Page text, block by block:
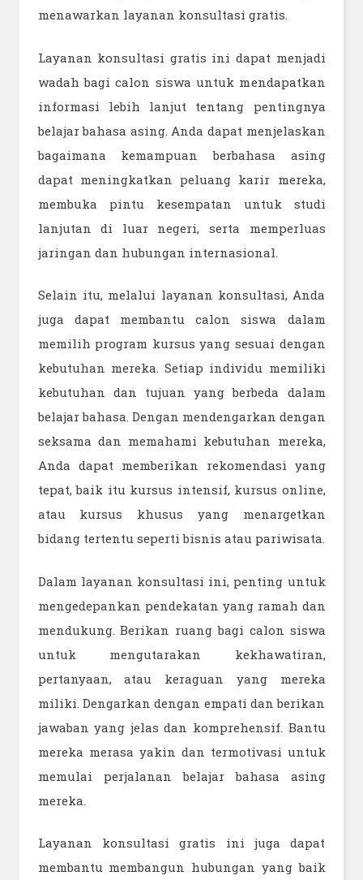
menawarkan layanan konsultasi gratis.
Layanan konsultasi gratis ini dapat menjadi
wadah bagi calon siswa untuk mendapatkan
informasi lebih lanjut tentang pentingnya
belajar bahasa asing. Anda dapat menjelaskan
bagaimana kemampuan berbahasa asing
dapat meningkatkan peluang karir mereka,
membuka pintu kesempatan untuk studi
lanjutan di luar negeri, serta memperluas
jaringan dan hubungan internasional.
Selain itu, melalui layanan konsultasi, Anda
juga dapat membantu calon siswa dalam
memilih program kursus yang sesuai dengan
kebutuhan mereka. Setiap individu memiliki
kebutuhan dan tujuan yang berbeda dalam
belajar bahasa. Dengan mendengarkan dengan
seksama dan memahami kebutuhan mereka,
Anda dapat memberikan rekomendasi yang
tepat, baik itu kursus intensif, kursus online,
atau kursus khusus yang menargetkan
bidang tertentu seperti bisnis atau pariwisata.
Dalam layanan konsultasi ini, penting untuk
mengedepankan pendekatan yang ramah dan
mendukung. Berikan ruang bagi calon siswa
untuk mengutarakan kekhawatiran,
pertanyaan, atau keraguan yang mereka
miliki. Dengarkan dengan empati dan berikan
jawaban yang jelas dan komprehensif. Bantu
mereka merasa yakin dan termotivasi untuk
memulai perjalanan belajar bahasa asing
mereka.
Layanan konsultasi gratis ini juga dapat
membantu membangun hubungan yang baik